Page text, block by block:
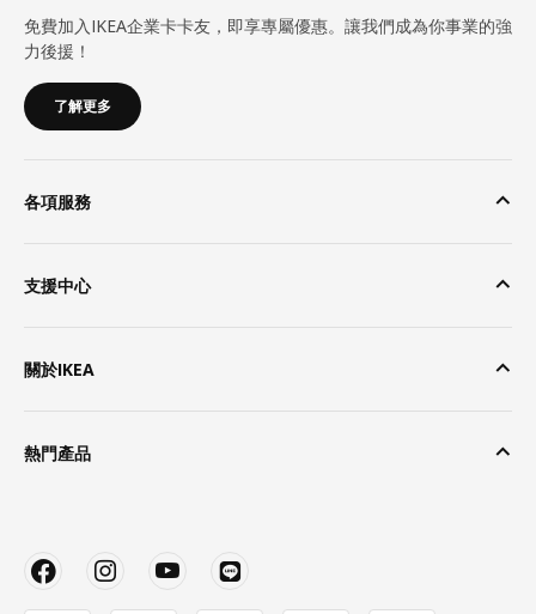
免費加入IKEA企業卡卡友，即享專屬優惠。讓我們成為你事業的強
力後援！
了解更多
各項服務
支援中心
關於IKEA
熱門產品